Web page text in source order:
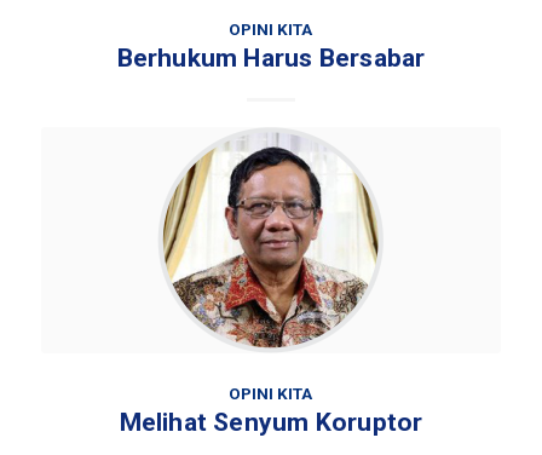
OPINI KITA
Berhukum Harus Bersabar
OPINI KITA
Melihat Senyum Koruptor